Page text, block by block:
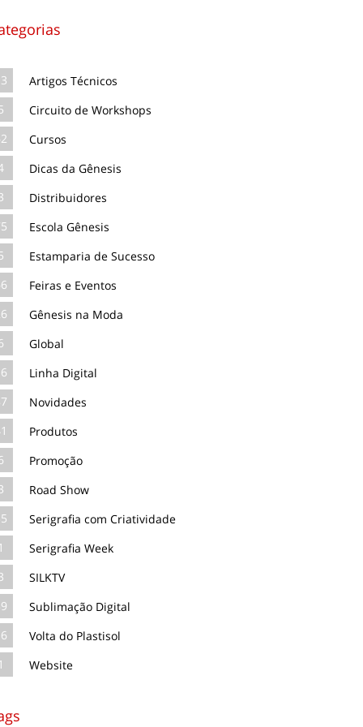
Artigos Técnicos
Circuito de Workshops
Cursos
Dicas da Gênesis
Distribuidores
Escola Gênesis
Estamparia de Sucesso
Feiras e Eventos
Gênesis na Moda
Global
Linha Digital
Novidades
Produtos
Promoção
Road Show
Serigrafia com Criatividade
Serigrafia Week
SILKTV
Sublimação Digital
Volta do Plastisol
Website